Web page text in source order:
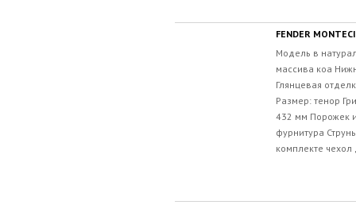
FENDER
Модель в
массива коа
Глянцевая
Размер: тенор
432 мм Порожек
фурнитура
комплекте чехол